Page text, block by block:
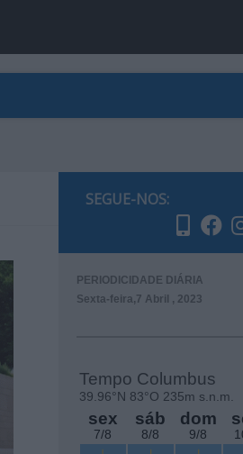
SEGUE-NOS:
PERIODICIDADE DIÁRIA
Sexta-feira,7 Abril , 2023